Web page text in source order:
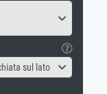
sul lato